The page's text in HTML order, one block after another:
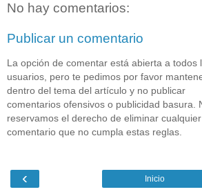
No hay comentarios:
Publicar un comentario
La opción de comentar está abierta a todos
usuarios, pero te pedimos por favor
dentro del tema del artículo y no publicar
comentarios ofensivos o publicidad basura.
reservamos el derecho de eliminar cualquier
comentario que no cumpla estas reglas.
‹ Inicio